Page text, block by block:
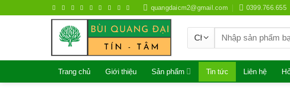
to
quangdaicm2@gmail.com 0399.766.655
Search
Trang chủ Giới thiệu Sản phẩm Tin tức Liên hệ